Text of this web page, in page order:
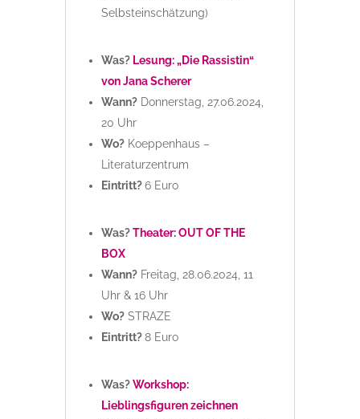
Selbsteinschätzung)
Was? Lesung: „Die Rassistin“
von Jana Scherer
Wann?Donnerstag, 27.06.2024,
20 Uhr
Wo?Koeppenhaus –
Literaturzentrum
Eintritt?6 Euro
Was?Theater: OUT OF THE
BOX
Wann?Freitag, 28.06.2024, 11
Uhr & 16 Uhr
Wo?STRAZE
Eintritt?8 Euro
Was?Workshop:
Lieblingsfguren zeichnen